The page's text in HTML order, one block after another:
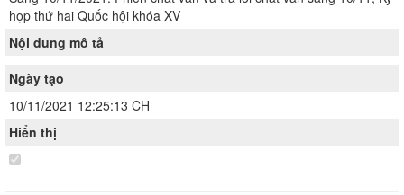
họp thứ hai Quốc hội khóa XV
Nội dung mô tả
Ngày tạo
10/11/2021 12:25:13 CH
Hiển thị